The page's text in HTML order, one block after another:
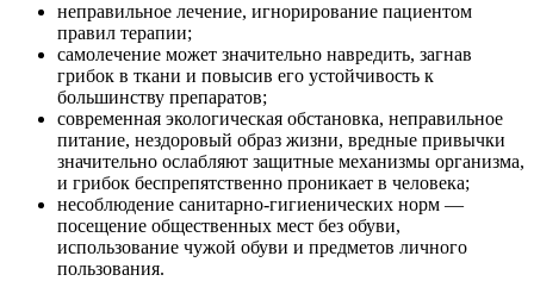
неправильное лечение, игнорирование пациентом
правил терапии;
самолечение может значительно навредить, загнав
грибок в ткани и повысив его устойчивость к
большинству препаратов;
современная экологическая обстановка, неправильное
питание, нездоровый образ жизни, вредные привычки
значительно ослабляют защитные механизмы организма,
и грибок беспрепятственно проникает в человека;
несоблюдение санитарно-гигиенических норм —
посещение общественных мест без обуви,
использование чужой обуви и предметов личного
пользования.